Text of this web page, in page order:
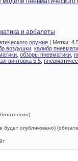
и арбалеты
оружия | Метки:
воздушки калибр
обзоры пневматики
винтовка 5.5
будет опубликовано)